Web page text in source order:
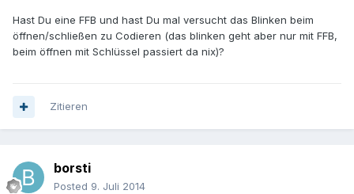
Hast Du eine FFB und hast Du mal versucht das Blinken beim
öffnen/schließen zu Codieren (das blinken geht aber nur mit FFB,
beim öffnen mit Schlüssel passiert da nix)?
Zitieren
borsti
Posted 9. Juli 2014